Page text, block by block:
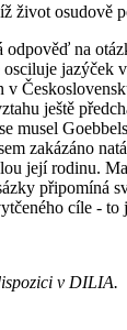
život osudově
odpověď na
ještě
musel
zakázáno
její rodinu.
připomíná
cíle - to
v DILIA.